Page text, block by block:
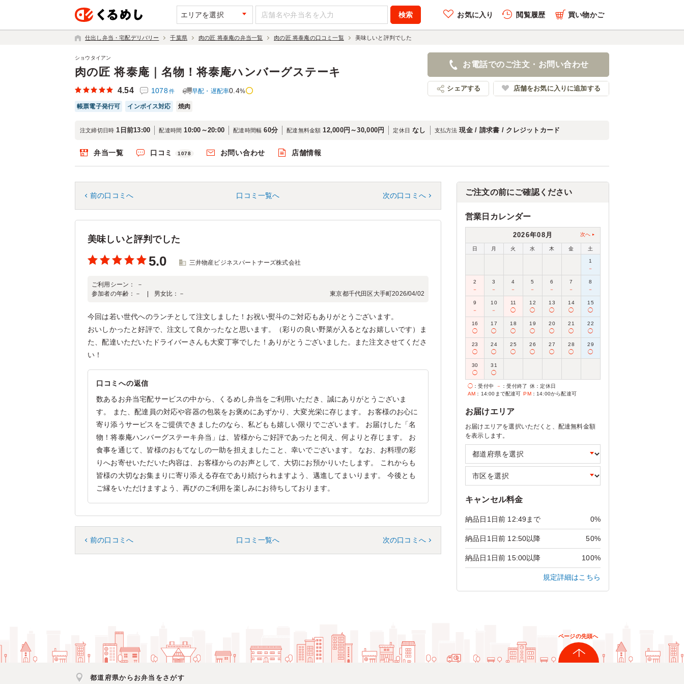
エリアを選択 お気に入り 閲覧履歴 買い物かご
仕出し弁当・宅配デリバリー 千葉県 肉の匠 将泰庵の弁当一覧 肉の匠 将泰庵の口コミ一覧 美味しいと評判でした
肉の匠 将泰庵｜名物！将泰庵ハンバーグステーキ
ショウタイアン
4.54 1078件 早配・遅配率0.4%
帳票電子発行可 インボイス対応 焼肉
お電話でのご注文・お問い合わせ
シェアする 店舗をお気に入りに追加する
注文締切日時 1日前13:00 配達時間 10:00～20:00 配達時間幅 60分 配達無料金額 12,000円～30,000円 定休日 なし 支払方法 現金 / 請求書 / クレジットカード
弁当一覧 口コミ 1078 お問い合わせ 店舗情報
前の口コミへ 口コミ一覧へ 次の口コミへ
美味しいと評判でした
5.0 三井物産ビジネスパートナーズ株式会社
ご利用シーン：
－
参加者の年齢： － 男女比： － 東京都千代田区大手町2026/04/02
今回は若い世代へのランチとして注文しました！お祝い熨斗のご対応もありがとうございます。
おいしかったと好評で、注文して良かったなと思います。（彩りの良い野菜が入るとなお嬉しいです）ま
た、配達いただいたドライバーさんも大変丁寧でした！ありがとうございました。また注文させてくださ
い！
口コミへの返信
数あるお弁当宅配サービスの中から、くるめし弁当をご利用いただき、誠にありがとうございま
す。 また、配達員の対応や容器の包装をお褒めにあずかり、大変光栄に存じます。 お客様のお心に
寄り添うサービスをご提供できましたのなら、私どもも嬉しい限りでございます。 お届けした「名
物！将泰庵ハンバーグステーキ弁当」は、皆様からご好評であったと伺え、何よりと存じます。 お
食事を通じて、皆様のおもてなしの一助を担えましたこと、幸いでございます。 なお、お料理の彩
りへお寄せいただいた内容は、お客様からのお声として、大切にお預かりいたします。 これからも
皆様の大切なお集まりに寄り添える存在であり続けられますよう、邁進してまいります。 今後とも
ご縁をいただけますよう、再びのご利用を楽しみにお待ちしております。
前の口コミへ 口コミ一覧へ 次の口コミへ
ご注文の前にご確認ください
営業日カレンダー
2026年08月 次へ
日 月 火 水 木 金 土
1
－
2
－
3
－
4
－
5
－
6
－
7
－
8
－
9
－
10
－
11
◯
12
◯
13
◯
14
◯
15
◯
16
◯
17
◯
18
◯
19
◯
20
◯
21
◯
22
◯
23
◯
24
◯
25
◯
26
◯
27
◯
28
◯
29
◯
30
◯
31
◯
◯ ：受付中 － ：受付終了 休 ：定休日
AM ：14:00まで配達可 PM：14:00から配達可
お届けエリア
お届けエリアを選択いただくと、配達無料金額
を表示します。
キャンセル料金
納品日1日前 12:49まで 0%
納品日1日前 12:50以降 50%
納品日1日前 15:00以降 100%
規定詳細はこちら
ページの先頭へ
都道府県からお弁当をさがす